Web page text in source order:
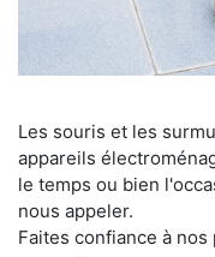
Les souris et les
appareils
le temps ou bien
nous appeler.
Faites confiance à